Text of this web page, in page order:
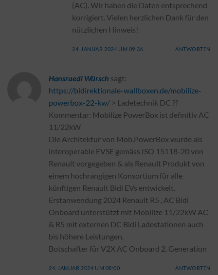
(AC). Wir haben die Daten entsprechend
korrigiert. Vielen herzlichen Dank für den
nützlichen Hinweis!
24. JANUAR 2024 UM 09:36 ANTWORTEN
Hansruedi Würsch sagt:
https://bidirektionale-wallboxen.de/mobilize-
powerbox-22-kw/ > Ladetechnik DC ??
Kommentar: Mobilize PowerBox ist definitiv AC
11/22kW
Die Architektur von Mob.PowerBox wurde als
interoperable EVSE gemäss ISO 15118-20 von
Renault vorgegeben & als Renault Produkt von
einem hochrangigen Konsortium für alle
künftigen Renault Bidi EVs entwickelt.
Erstanwendung 2024 Renault R5 , AC Bidi
Onboard unterstützt mit Mobilize 11/22kW AC
& R5 mit externen DC Bidi Ladestationen auch
bis höhere Leistungen.
Botschafter für V2X AC Onboard 2. Generation
24. JANUAR 2024 UM 08:00 ANTWORTEN